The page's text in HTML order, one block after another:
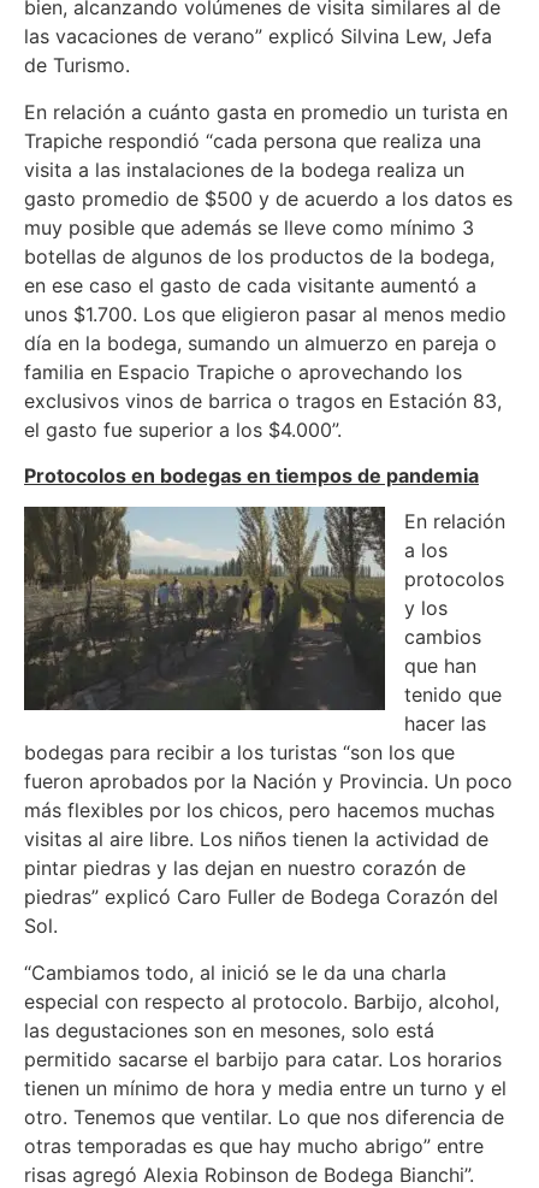
bien, alcanzando volúmenes de visita similares al de
las vacaciones de verano” explicó Silvina Lew, Jefa
de Turismo.
En relación a cuánto gasta en promedio un turista en
Trapiche respondió “cada persona que realiza una
visita a las instalaciones de la bodega realiza un
gasto promedio de $500 y de acuerdo a los datos es
muy posible que además se lleve como mínimo 3
botellas de algunos de los productos de la bodega,
en ese caso el gasto de cada visitante aumentó a
unos $1.700. Los que eligieron pasar al menos medio
día en la bodega, sumando un almuerzo en pareja o
familia en Espacio Trapiche o aprovechando los
exclusivos vinos de barrica o tragos en Estación 83,
el gasto fue superior a los $4.000”.
Protocolos en bodegas en tiempos de pandemia
En relación
a los
protocolos
y los
cambios
que han
tenido que
hacer las
bodegas para recibir a los turistas “son los que
fueron aprobados por la Nación y Provincia. Un poco
más flexibles por los chicos, pero hacemos muchas
visitas al aire libre. Los niños tienen la actividad de
pintar piedras y las dejan en nuestro corazón de
piedras” explicó Caro Fuller de Bodega Corazón del
Sol.
“Cambiamos todo, al inició se le da una charla
especial con respecto al protocolo. Barbijo, alcohol,
las degustaciones son en mesones, solo está
permitido sacarse el barbijo para catar. Los horarios
tienen un mínimo de hora y media entre un turno y el
otro. Tenemos que ventilar. Lo que nos diferencia de
otras temporadas es que hay mucho abrigo” entre
risas agregó Alexia Robinson de Bodega Bianchi”.